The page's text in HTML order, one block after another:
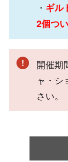
・ ギル
2個つ
開催期
ャ・シ
さい。